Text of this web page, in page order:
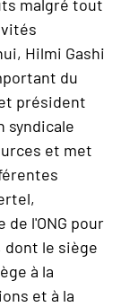
malgré tout
Hilmi Gashi
du
président
syndicale
et met
l'ONG pour
dont le siège
à la
et à la